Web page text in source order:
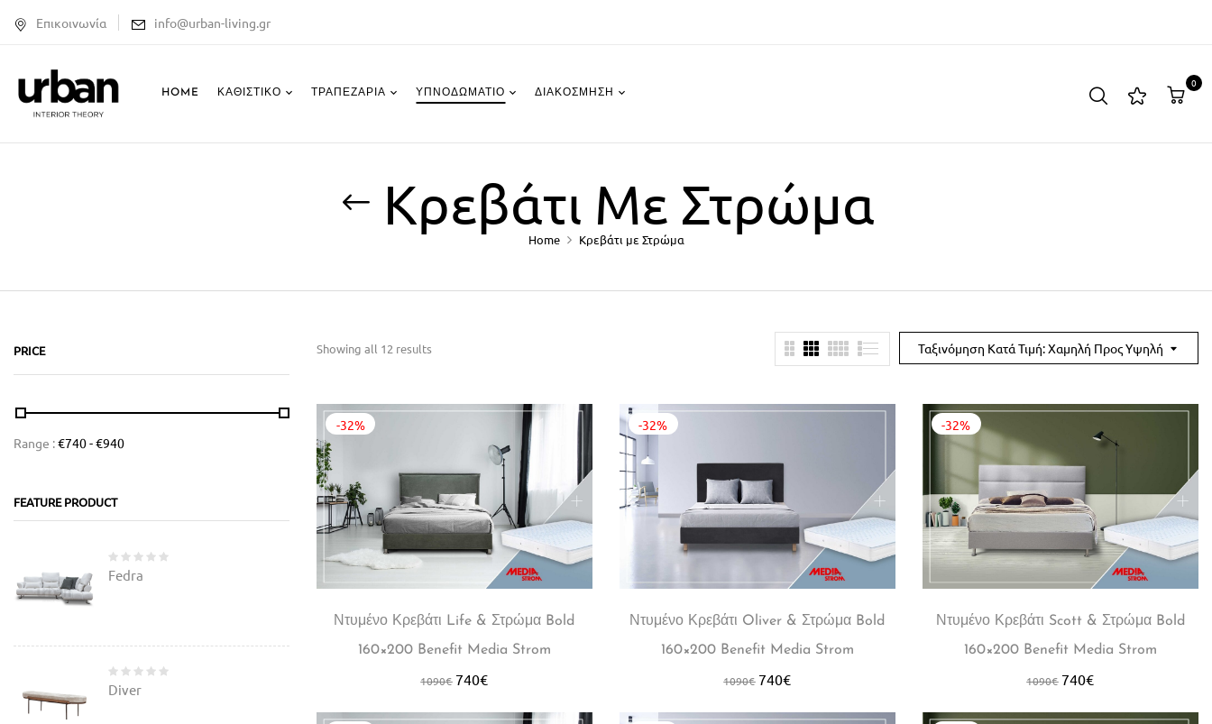
Επικοινωνία info@urban-living.gr
HOME ΚΑΘΙΣΤΙΚΌ ΤΡΑΠΕΖΑΡΊΑ ΥΠΝΟΔΩΜΆΤΙΟ ΔΙΑΚΌΣΜΗΣΗ
0
Κρεβάτι Με Στρώμα
Home Κρεβάτι με Στρώμα
PRICE
Range :€740 - €940
FEATURE PRODUCT
Fedra
Diver
Ταξινόμηση Κατά Τιμή: Χαμηλή Προς Υψηλή
Showing all 12 results
-32%
Ντυμένο Κρεβάτι Life & Στρώμα Bold
160×200 Benefit Media Strom
1090€ 740€
-32%
Ντυμένο Κρεβάτι Oliver & Στρώμα Bold
160×200 Benefit Media Strom
1090€ 740€
-32%
Ντυμένο Κρεβάτι Scott & Στρώμα Bold
160×200 Benefit Media Strom
1090€ 740€